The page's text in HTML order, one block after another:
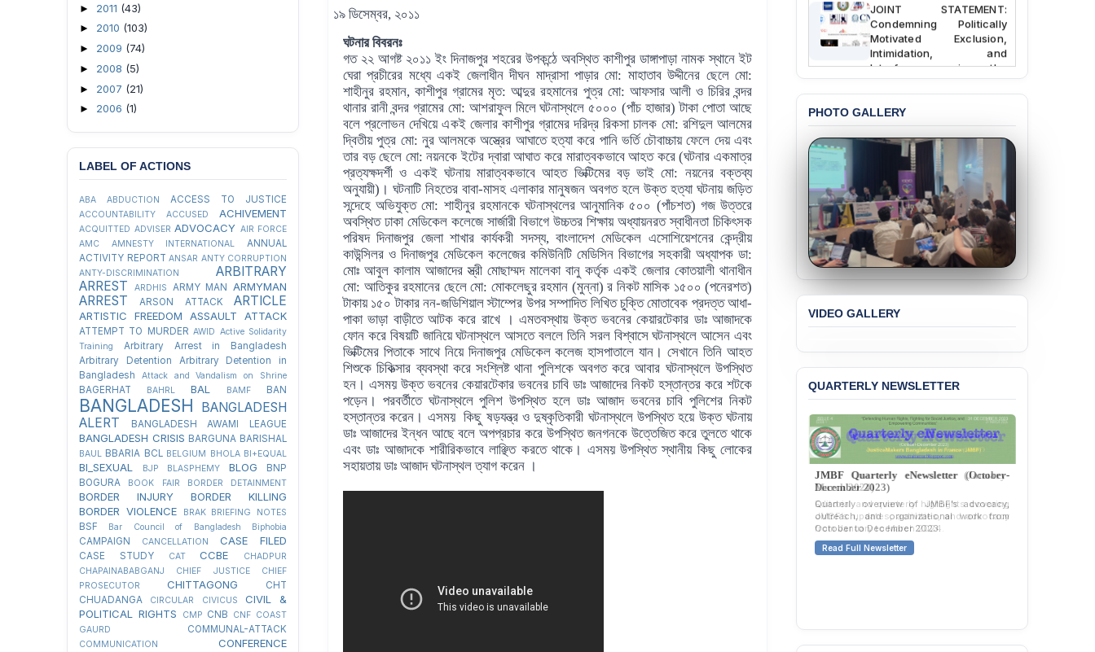
১৯ ডিসেম্বর, ২০১১
ঘটনার বিবরনঃ
গত ২২ আগষ্ট ২০১১ ইং দিনাজপুর শহরের উপকন্ঠে অবস্থিত কাশীপুর ডাঙ্গাপাড়া নামক স্থানে ইট
ঘেরা প্রচীরের মধ্যে একই জেলাধীন দীঘন মাদ্রাসা পাড়ার মো: মাহাতাব উদ্দীনের ছেলে মো:
শাহীনুর রহমান, কাশীপুর গ্রামের মৃত: আব্দুর রহমানের পুত্র মো: আফসার আলী ও চিরির বন্দর
থানার রানী বন্দর গ্রামের মো: আশরাফুল মিলে ঘটনাস্থলে ৫০০০ (পাঁচ হাজার) টাকা পোতা আছে
বলে প্রলোভন দেখিয়ে একই জেলার কাশীপুর গ্রামের দরিদ্র রিকসা চালক মো: রশিদুল আলমের
দ্বিতীয় পুত্র মো: নুর আলমকে অস্ত্রের আঘাতে হত্যা করে পানি ভর্তি চৌবাচ্চায় ফেলে দেয় এবং
তার বড় ছেলে মো: নয়নকে ইটের দ্বারা আঘাত করে মারাত্বকভাবে আহত করে (ঘটনার একমাত্র
প্রত্যক্ষদর্শী ও একই ঘটনায় মারাত্বকভাবে আহত ভিক্টিমের বড় ভাই মো: নয়নের বক্তব্য
অনুযায়ী) । ঘটনাটি নিহতের বাবা-মাসহ এলাকার মানুষজন অবগত হলে উক্ত হত্যা ঘটনায় জড়িত
সন্দেহে অভিযুক্ত মো: শাহীনুর রহমানকে ঘটনাস্থলের আনুমানিক ৫০০ (পাঁচশত) গজ উত্তরে
অবস্থিত ঢাকা মেডিকেল কলেজে সার্জারী বিভাগে উচ্চতর শিক্ষায় অধ্যায়নরতস্বাধীনতা চিকিৎসক
পরিষদ দিনাজপুর জেলা শাখার কার্যকরী সদস্য, বাংলাদেশ মেডিকেল এসোশিয়েশনের কেন্দ্রীয়
কাউন্সিলর ও দিনাজপুর মেডিকেল কলেজের কমিউনিটি মেডিসিন বিভাগের সহকারী অধ্যাপক ডা:
মোঃ আবুল কালাম আজাদের স্ত্রী মোছাম্মদ মালেকা বানু কর্তৃক একই জেলার কোতয়ালী থানাধীন
মো: আতিকুর রহমানের ছেলে মো: মোকলেছুর রহমান (মুন্না) র নিকট মাসিক ১৫০০ (পনেরশত)
টাকায় ১৫০ টাকার নন-জডিশিয়াল স্টাম্পের উপর সম্পাদিত লিখিত চুক্তি মোতাবেক প্রদত্ত আধা-
পাকা ভাড়া বাড়ীতে আটক করে রাখে । এমতবস্থায় উক্ত ভবনের কেয়ারটেকার ডাঃ আজাদকে
ফোন করে বিষয়টি জানিয়ে ঘটনাস্থলে আসতে বললে তিনি সরল বিশ্বাসে ঘটনাস্থলে আসেন এবং
ভিক্টিমের পিতাকে সাথে নিয়ে দিনাজপুর মেডিকেল কলেজ হাসপাতালে যান। সেখানে তিনি আহত
শিশুকে চিকিত্সার ব্যবস্থা করে সংশ্লিষ্ট থানা পুলিশকে অবগত করে আবার ঘটনাস্থলে উপস্থিত
হন। এসময় উক্ত ভবনের কেয়ারটেকার ভবনের চাবি ডাঃ আজাদের নিকট হস্তান্তর করে শটকে
পড়েন। পরবর্তীতে ঘটনাস্থলে পুলিশ উপস্থিত হলে ডাঃ আজাদভবনের চাবি পুলিশের নিকট
হস্তান্তর করেন। এসময় কিছু ষড়যন্ত্র ও দুষ্কৃতিকারী ঘটনাস্থলে উপস্থিত হয়ে উক্ত ঘটনায়
ডাঃ আজাদের ইন্ধন আছে বলে অপপ্রচার করে উপস্থিত জনগনকে উত্তেজিত করে তুলতে থাকে
এবং ডাঃ আজাদকে শারীরিকভাবে লাঞ্ছিত করতে থাকে। এসময় উপস্থিত স্থানীয় কিছু লোকের
সহায়তায় ডাঃ আজাদ ঘটনাস্থল ত্যাগ করেন ।
► 2011 (43)
► 2010 (103)
► 2009 (74)
► 2008 (5)
► 2007 (21)
► 2006 (1)
LABEL OF ACTIONS
ABA ABDUCTION ACCESS TO JUSTICE
ACCOUNTABILITY ACCUSED ACHIVEMENT
ACQUITTED ADVISER ADVOCACY AIR FORCE
AMC
AMNESTY INTERNATIONAL
ANNUAL
ACTIVITY REPORT ANSAR ANTY CORRUPTION
ANTY-DISCRIMINATION
ARBITRARY
ARREST
ARDHIS ARMY MAN ARMYMAN
ARREST ARSON ATTACK ARTICLE
ARTISTIC FREEDOM ASSAULT ATTACK
ATTEMPT TO MURDER AWID Active Solidarity
Training
Arbitrary Arrest in Bangladesh
Arbitrary Detention
Arbitrary Detention in
Bangladesh
Attack and Vandalism on Shrine
BAGERHAT BAHRL BAL BAMF BAN
BANGLADESH
BANGLADESH
ALERT
BANGLADESH AWAMI LEAGUE
BANGLADESH CRISIS BARGUNA BARISHAL
BAUL BBARIA BCL BELGIUM BHOLA BI+EQUAL
BI_SEXUAL BJP BLASPHEMY BLOG
BNP
BOGURA
BOOK FAIR BORDER DETAINMENT
BORDER INJURY
BORDER KILLING
BORDER VIOLENCE
BRAK BRIEFING NOTES
BSF Bar Council of Bangladesh Biphobia
CAMPAIGN CANCELLATION CASE FILED
CASE STUDY CAT CCBE
CHADPUR
CHAPAINABABGANJ
CHIEF JUSTICE
CHIEF
PROSECUTOR
CHITTAGONG
CHT
CHUADANGA
CIRCULAR CIVICUS
CIVIL &
POLITICAL RIGHTS
CMP CNB CNF COAST
GAURD
COMMUNAL-ATTACK
COMMUNICATION CONFERENCE
Condemning Politically
Motivated Exclusion,
Intimidation, and
Interference in the
Democratic Governance
BANGLADESH ALERT:
Dismissal of Two
University Teachers on
Allegations of
“Blasphemy” — A Gross
Violation of Justice,
Academic Freedom, and
Human Rights
BANGLADESH ALERT:
Passage of a Bill Granting
Immunity from All
BANGLADESH ALERT:
the Expulsion of a
Transgender Woman from
the Chhatra Dal
Committee
BANGLADESH: Call for
Immediate Release of
Unlawful, Politically
Motivated Arrests of
Senior Lawyer Rezaul
Releases State of
LGBTQI+ Rights in
PHOTO GALLERY
VIDEO GALLERY
QUARTERLY NEWSLETTER
JMBF Quarterly eNewsletter (October-
December 2023)
Quarterly overview of JMBF’s advocacy,
outreach, and organizational work from
October to December 2023.
Read Full Newsletter